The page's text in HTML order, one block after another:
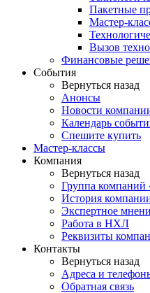
Пакетные
Мастер-
Вызов
Финансовые
События
Вернуться назад
Анонсы
Новости
Календарь
Спешите купить
Мастер-классы
Компания
Вернуться назад
Группа
История
Экспертное
Работа в НХЛ
Реквизиты
Контакты
Вернуться назад
Адреса и
Обратная связь